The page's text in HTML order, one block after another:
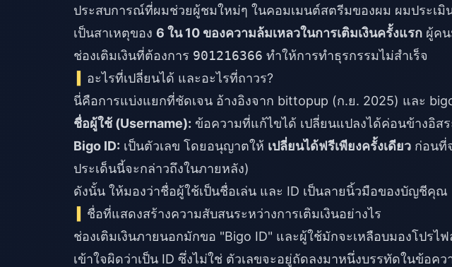
ประสบการณ์ที่ผมช่วยผู้ชมใหม่ๆ ในคอมเมนต์สตรีมของผม ผมประเมิ
เป็นสาเหตุของ 6 ใน 10 ของความล้มเหลวในการเติมเงินครั้งแรก ผู้ค
ช่องเติมเงินที่ต้องการ 901216366 ทำให้การทำธุรกรรมไม่สำเร็จ
อะไรที่เปลี่ยนได้ และอะไรที่ถาวร?
นี่คือการแบ่งแยกที่ชัดเจน อ้างอิงจาก bittopup (ก.ย. 2025) และ
ชื่อผู้ใช้ (Username): ข้อความที่แก้ไขได้ เปลี่ยนแปลงได้ค่อนข้างอิสร
Bigo ID: เป็นตัวเลข โดยอนุญาตให้ เปลี่ยนได้ฟรีเพียงครั้งเดียว ก่อนที่
ประเด็นนี้จะกล่าวถึงในภายหลัง)
ดังนั้น ให้มองว่าชื่อผู้ใช้เป็นชื่อเล่น และ ID เป็นลายนิ้วมือของบัญชีคุณ
ชื่อที่แสดงสร้างความสับสนระหว่างการเติมเงินอย่างไร
ช่องเติมเงินภายนอกมักขอ "Bigo ID" และผู้ใช้มักจะเหลือบมองโปร
เข้าใจผิดว่าเป็น ID ซึ่งไม่ใช่ ตัวเลขจะอยู่ถัดลงมาหนึ่งบรรทัดในข้อค